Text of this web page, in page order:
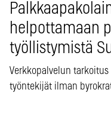
helpottamaan
työllistymistä
Verkkopalvelun
työntekijät ilman